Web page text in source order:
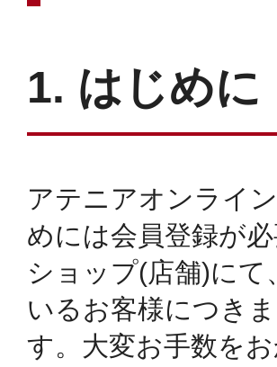
ア
ブ
ア
1. はじめに
2. ご利用環境に
3. ご注文方法
1. はじめ
アテニアオンライ
めには会員登録が
ショップ(店舗)に
いるお客様につき
す。大変お手数を